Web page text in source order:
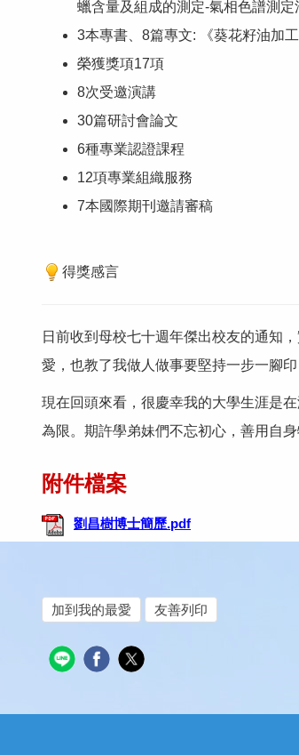
蠟含量及組成的測定-氣相色譜測定
3本專書、8篇專文: 《葵花籽油加
榮獲獎項17項
8次受邀演講
30篇研討會論文
6種專業認證課程
12項專業組織服務
7本國際期刊邀請審稿
得獎感言
日前收到母校七十週年傑出校友的通知
愛，也教了我做人做事要堅持一步一腳
現在回頭來看，很慶幸我的大學生涯是
為限。期許學弟妹們不忘初心，善用自
劉昌樹博士簡歷.pdf
加到我的最愛 友善列印